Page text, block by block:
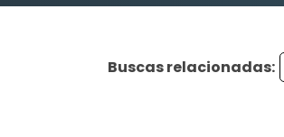
Buscas relacionadas: